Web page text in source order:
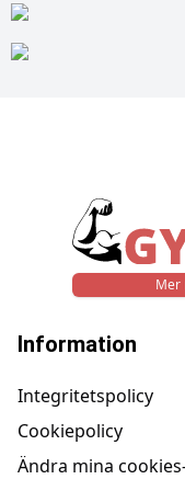
Mer
Information
Integritetspolicy
Cookiepolicy
Ändra mina